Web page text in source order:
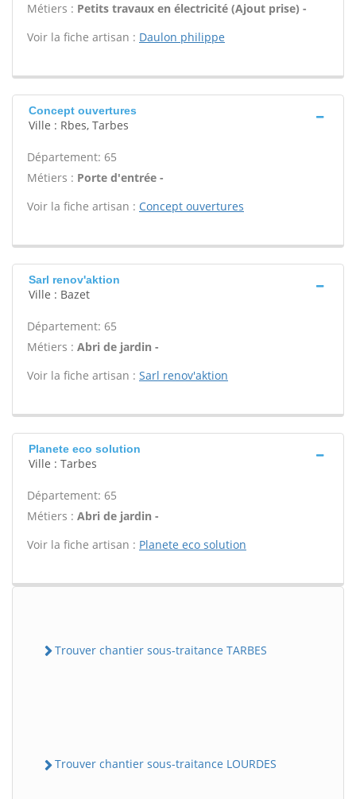
Métiers : Petits travaux en électricité (Ajout prise) -
Voir la fiche artisan : Daulon philippe
Concept ouvertures
Ville : Rbes, Tarbes
Département: 65
Métiers : Porte d'entrée -
Voir la fiche artisan : Concept ouvertures
Sarl renov'aktion
Ville : Bazet
Département: 65
Métiers : Abri de jardin -
Voir la fiche artisan : Sarl renov'aktion
Planete eco solution
Ville : Tarbes
Département: 65
Métiers : Abri de jardin -
Voir la fiche artisan : Planete eco solution
Trouver chantier sous-traitance TARBES
Trouver chantier sous-traitance LOURDES